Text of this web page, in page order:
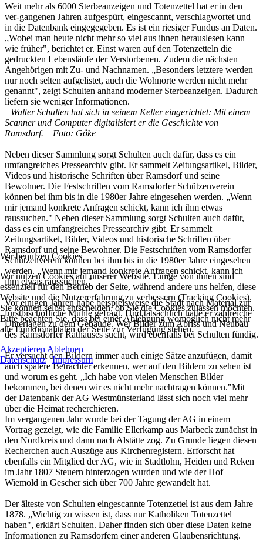
Weit mehr als 6000 Sterbeanzeigen und Totenzettel hat er in den
ver-gangenen Jahren aufgespürt, eingescannt, verschlagwortet und
in die Datenbank eingegegeben. Es ist ein riesiger Fundus an Daten.
„Wobei man heute nicht mehr so viel aus ihnen herauslesen kann
wie früher", berichtet er. Einst waren auf den Totenzetteln die
gedruckten Lebensläufe der Verstorbenen. Zudem die nächsten
Angehörigen mit Zu- und Nachnamen. „Besonders letztere werden
nur noch selten aufgelistet, auch die Wohnorte werden nicht mehr
genannt", zeigt Schulten anhand moderner Sterbeanzeigen. Dadurch
liefern sie weniger Informationen.
Walter Schulten hat sich in seinem Keller eingerichtet: Mit einem
Scanner und Computer digitalisiert er die Geschichte von
Ramsdorf. Foto: Göke
Neben dieser Sammlung sorgt Schulten auch dafür, dass es ein
umfangreiches Pressearchiv gibt. Er sammelt Zeitungsartikel, Bilder,
Videos und historische Schriften über Ramsdorf und seine
Bewohner. Die Festschriften vom Ramsdorfer Schützenverein
können bei ihm bis in die 1980er Jahre eingesehen werden. „Wenn
mir jemand konkrete Anfragen schickt, kann ich ihm etwas
raussuchen." Neben dieser Sammlung sorgt Schulten auch dafür,
dass es ein umfangreiches Pressearchiv gibt. Er sammelt
Zeitungsartikel, Bilder, Videos und historische Schriften über
Ramsdorf und seine Bewohner. Die Festschriften vom Ramsdorfer
Schützenverein können bei ihm bis in die 1980er Jahre eingesehen
werden. „Wenn mir jemand konkrete Anfragen schickt, kann ich
ihm etwas raussuchen."
Vor einigen Jahren habe beispielsweise die Stadt nach Material zur
fürstbischöfliche Mühle gefragt. Und tatsächlich hatte er zahlreiche
Unterlagen zu dem Gebäude. Wer Bilder zum Abriss und Neubau
des Ramsdorfer Rathauses sucht, wird ebenfalls bei Schulten fündig.
Er versucht den Bildern immer auch einige Sätze anzufügen, damit
auch spätere Betrachter erkennen, wer auf den Bildern zu sehen ist
und worum es geht. „Ich habe von vielen Menschen Bilder
bekommen, bei denen wir es nicht mehr nachtragen können."Mit
der Datenbank der AG Westmünsterland lässt sich noch viel mehr
über die Heimat recherchieren.
Im vergangenen Jahr wurde bei der Tagung der AG in einem
Vortrag gezeigt, wie die Familie Ellerkamp aus Marbeck zunächst in
den Nordkreis und dann nach Alstätte zog. Zu Grunde liegen diesen
Recherchen auch Auszüge aus Kirchenregistern. Erforscht hat
ebenfalls ein Mitglied der AG, wie in Stadtlohn, Heiden und Reken
im Jahr 1807 Steuern hinterzogen wurden und wie der Hof
Wiemold in Gescher sich über 700 Jahre gewandelt hat.
Der älteste von Schulten eingescannte Totenzettel ist aus dem Jahre
1878. „Wichtig zu wissen ist, dass nur Katholiken Totenzettel
haben", erklärt Schulten. Daher finden sich über diese Daten keine
Informationen zu Ramsdorfem einer anderen Glaubensrichtung.
Wir benutzen Cookies
Wir nutzen Cookies auf unserer Website. Einige von ihnen sind
essenziell für den Betrieb der Seite, während andere uns helfen, diese
Website und die Nutzererfahrung zu verbessern (Tracking Cookies).
Sie können selbst entscheiden, ob Sie die Cookies zulassen möchten.
Bitte beachten Sie, dass bei einer Ablehnung womöglich nicht mehr
alle Funktionalitäten der Seite zur Verfügung stehen.
Akzeptieren Ablehnen
Datenschutz|Impressum